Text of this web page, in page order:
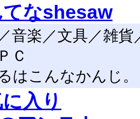
てなshesaw
音楽／文具／雑
Ｃ
はこんなかんじ。
入り